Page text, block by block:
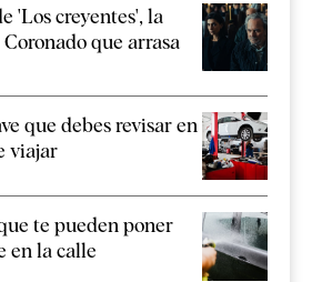
'Los creyentes', la
que arrasa
que debes revisar en
viajar
te pueden poner
en la calle